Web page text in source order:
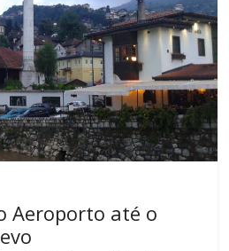
Aeroporto até o